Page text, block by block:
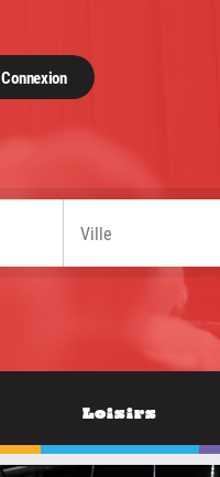
Connexion
Loisirs